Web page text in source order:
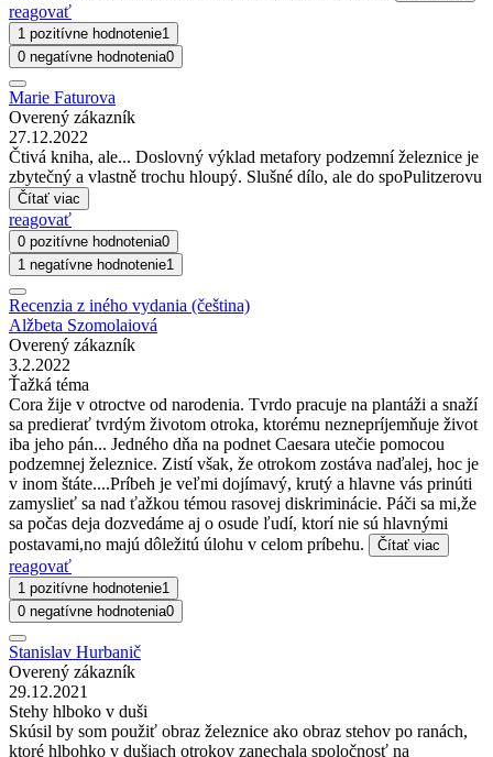
reagovať
1 pozitívne hodnotenie1
0 negatívne hodnotenia0
Marie Faturova
Overený zákazník
27.12.2022
Čtivá kniha, ale... Doslovný výklad metafory podzemní železnice je
zbytečný a vlastně trochu hloupý. Slušné dílo, ale do spoPulitzerovu
Čítať viac
reagovať
0 pozitívne hodnotenia0
1 negatívne hodnotenie1
Recenzia z iného vydania (čeština)
Alžbeta Szomolaiová
Overený zákazník
3.2.2022
Ťažká téma
Cora žije v otroctve od narodenia. Tvrdo pracuje na plantáži a snaží
sa predierať tvrdým životom otroka, ktorému neznepríjemňuje život
iba jeho pán... Jedného dňa na podnet Caesara utečie pomocou
podzemnej železnice. Zistí však, že otrokom zostáva naďalej, hoc je
v inom štáte....Príbeh je veľmi dojímavý, krutý a hlavne vás prinúti
zamyslieť sa nad ťažkou témou rasovej diskriminácie. Páči sa mi,že
sa počas deja dozvedáme aj o osude ľudí, ktorí nie sú hlavnými
postavami,no majú dôležitú úlohu v celom príbehu.
Čítať viac
reagovať
1 pozitívne hodnotenie1
0 negatívne hodnotenia0
Stanislav Hurbanič
Overený zákazník
29.12.2021
Stehy hlboko v duši
Skúsil by som použiť obraz železnice ako obraz stehov po ranách,
ktoré hlbohko v dušiach otrokov zanechala spoločnosť na